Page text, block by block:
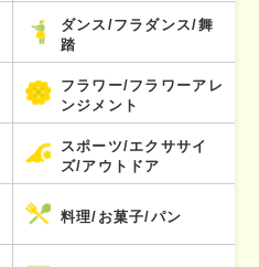
ダンス/フラダンス/舞
踏
フラワー/フラワーアレ
ンジメント
スポーツ/エクササイ
ズ/アウトドア
料理/お菓子/パン